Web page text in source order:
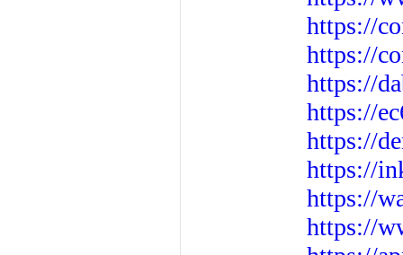
https://
https://
https://
https://
https://
https://
https://
https://